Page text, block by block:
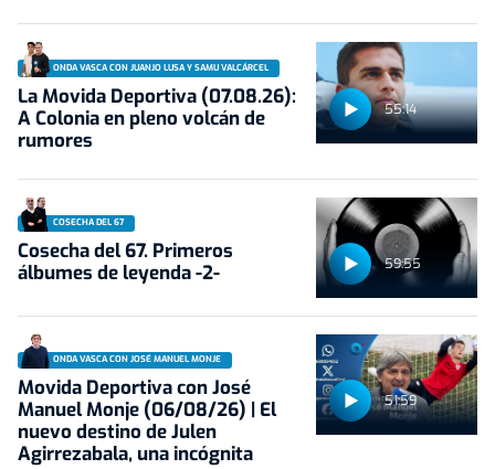
55:14
ONDA VASCA CON JUANJO LUSA Y SAMU VALCÁRCEL
La Movida Deportiva (07.08.26):
A Colonia en pleno volcán de
rumores
59:55
COSECHA DEL 67
Cosecha del 67. Primeros
álbumes de leyenda -2-
51:59
ONDA VASCA CON JOSÉ MANUEL MONJE
Movida Deportiva con José
Manuel Monje (06/08/26) | El
nuevo destino de Julen
Agirrezabala, una incógnita